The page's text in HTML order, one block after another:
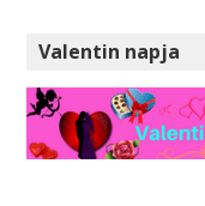
Valentin napja